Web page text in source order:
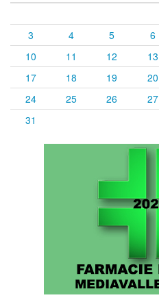
3
4 5 6
10
11 12 13
17
18 19 20
24
25 26 27
31